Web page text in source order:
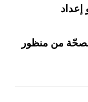
إعداد
الصحّة من منظور